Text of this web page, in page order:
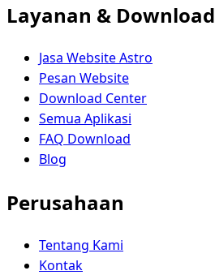
Layanan & Download
Jasa Website Astro
Pesan Website
Download Center
Semua Aplikasi
FAQ Download
Blog
Perusahaan
Tentang Kami
Kontak